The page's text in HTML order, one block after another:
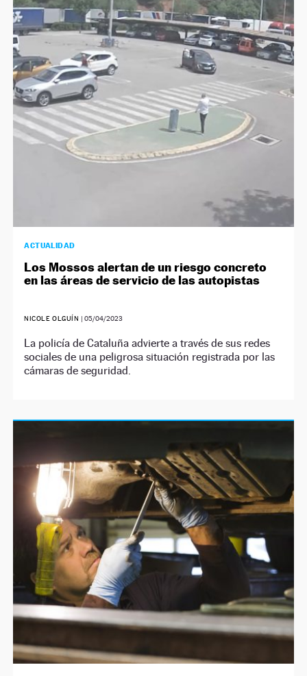
ACTUALIDAD
Los Mossos alertan de un riesgo concreto
en las áreas de servicio de las autopistas
NICOLE OLGUÍN | 05/04/2023
La policía de Cataluña advierte a través de sus redes
sociales de una peligrosa situación registrada por las
cámaras de seguridad.